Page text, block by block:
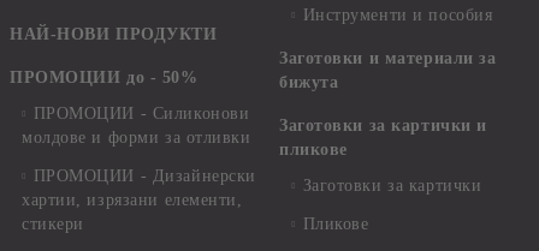
НАЙ-НОВИ ПРОДУКТИ
ПРОМОЦИИ до - 50%
ПРОМОЦИИ - Силиконови
молдове и форми за отливки
ПРОМОЦИИ - Дизайнерски
хартии, изрязани елементи,
стикери
Инструменти и пособия
Заготовки и материали за
бижута
Заготовки за картички и
пликове
Заготовки за картички
Пликове